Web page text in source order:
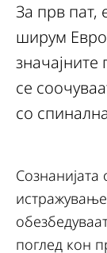
За прв пат,
ширум
се
со
Сознанијата
поглед кон